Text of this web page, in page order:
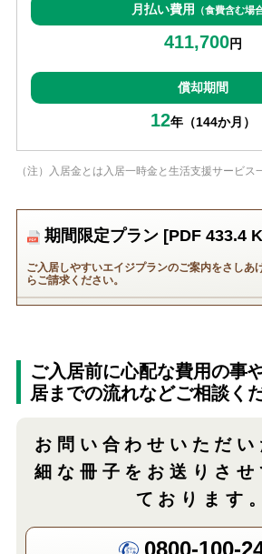
月払い費用 （食費含む場
411,700円
償却期間
12年（144か月）
（注）入居金とは入居一時金と生活支援サービス
期間限定プラン[PDF 433.4
ご入居しやすいエイジプランのご案内をさしあ
らご請求ください。
ご入居前に心配な費用の事
居までの流れなどご相談くだ
お問い合わせいただい
細な冊子をお送りさせ
ております。
0800-100-